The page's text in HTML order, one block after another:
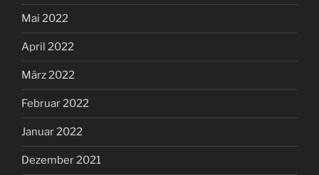
Mai 2022
April 2022
März 2022
Februar 2022
Januar 2022
Dezember 2021